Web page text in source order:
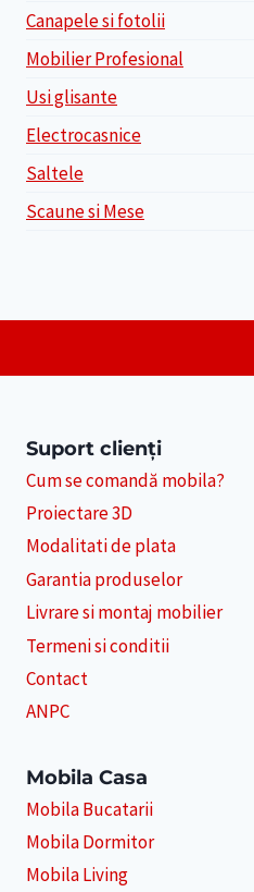
Canapele si fotolii
Mobilier Profesional
Usi glisante
Electrocasnice
Saltele
Scaune si Mese
Suport clienți
Cum se comandă mobila?
Proiectare 3D
Modalitati de plata
Garantia produselor
Livrare si montaj mobilier
Termeni si conditii
Contact
ANPC
Mobila Casa
Mobila Bucatarii
Mobila Dormitor
Mobila Living